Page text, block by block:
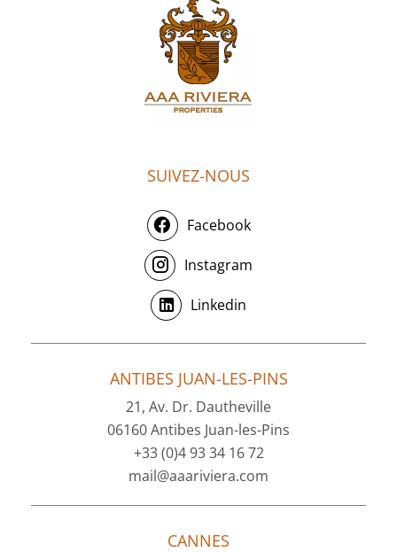
SUIVEZ-NOUS
Facebook
Instagram
Linkedin
ANTIBES JUAN-LES-PINS
21, Av. Dr. Dautheville
06160 Antibes Juan-les-Pins
+33 (0)4 93 34 16 72
mail@aaariviera.com
CANNES